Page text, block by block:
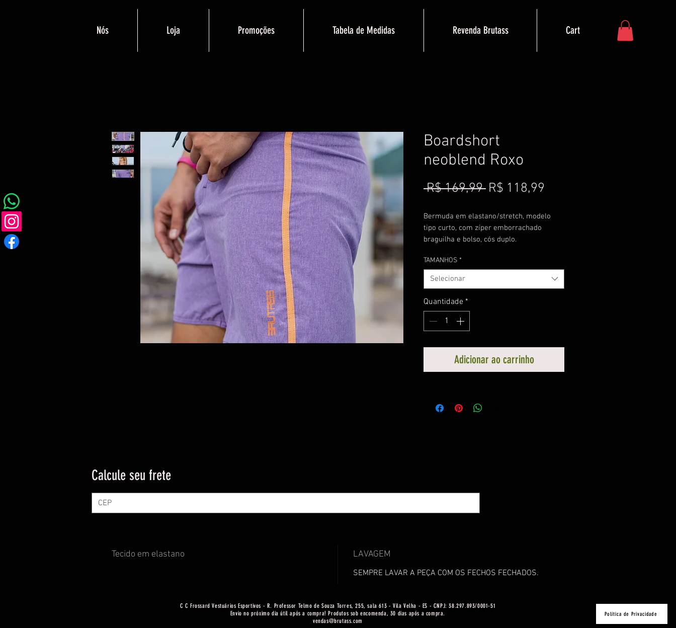
Nós Loja Promoções Tabela de Medidas Revenda Brutass Cart
Boardshort
neoblend Roxo
R$ 169,99 Preço normal
R$ 118,99
Bermuda em elastano/stretch, modelo
tipo curto, com zíper emborrachado
braguilha e bolso, cós duplo.
TAMANHOS *
Selecionar
Quantidade *
Adicionar ao carrinho
Calcule seu frete
Tecido em elastano LAVAGEM
SEMPRE LAVAR A PEÇA COM OS FECHOS FECHADOS.
C C Frossard Vestuários Esportivos - R. Professor Telmo de Souza Torres, 255, sala 613 - Vila Velha - ES - CNPJ: 38.297.893/0001-51
Envio no próximo dia útil após a compra! Produtos sob encomenda, 30 dias após a compra.
vendas@brutass.com
Política de Privacidade